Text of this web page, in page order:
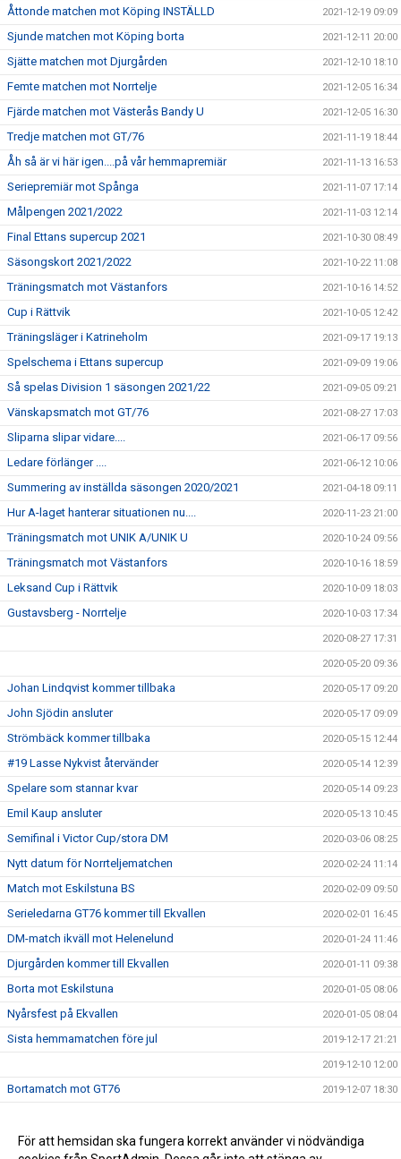
Åttonde matchen mot Köping INSTÄLLD 2021-12-19 09:09
Sjunde matchen mot Köping borta 2021-12-11 20:00
Sjätte matchen mot Djurgården 2021-12-10 18:10
Femte matchen mot Norrtelje 2021-12-05 16:34
Fjärde matchen mot Västerås Bandy U 2021-12-05 16:30
Tredje matchen mot GT/76 2021-11-19 18:44
Åh så är vi här igen....på vår hemmapremiär 2021-11-13 16:53
Seriepremiär mot Spånga 2021-11-07 17:14
Målpengen 2021/2022 2021-11-03 12:14
Final Ettans supercup 2021 2021-10-30 08:49
Säsongskort 2021/2022 2021-10-22 11:08
Träningsmatch mot Västanfors 2021-10-16 14:52
Cup i Rättvik 2021-10-05 12:42
Träningsläger i Katrineholm 2021-09-17 19:13
Spelschema i Ettans supercup 2021-09-09 19:06
Så spelas Division 1 säsongen 2021/22 2021-09-05 09:21
Vänskapsmatch mot GT/76 2021-08-27 17:03
Sliparna slipar vidare.... 2021-06-17 09:56
Ledare förlänger .... 2021-06-12 10:06
Summering av inställda säsongen 2020/2021 2021-04-18 09:11
Hur A-laget hanterar situationen nu.... 2020-11-23 21:00
Träningsmatch mot UNIK A/UNIK U 2020-10-24 09:56
Träningsmatch mot Västanfors 2020-10-16 18:59
Leksand Cup i Rättvik 2020-10-09 18:03
Gustavsberg - Norrtelje 2020-10-03 17:34
2020-08-27 17:31
2020-05-20 09:36
Johan Lindqvist kommer tillbaka 2020-05-17 09:20
John Sjödin ansluter 2020-05-17 09:09
Strömbäck kommer tillbaka 2020-05-15 12:44
#19 Lasse Nykvist återvänder 2020-05-14 12:39
Spelare som stannar kvar 2020-05-14 09:23
Emil Kaup ansluter 2020-05-13 10:45
Semifinal i Victor Cup/stora DM 2020-03-06 08:25
Nytt datum för Norrteljematchen 2020-02-24 11:14
Match mot Eskilstuna BS 2020-02-09 09:50
Serieledarna GT76 kommer till Ekvallen 2020-02-01 16:45
DM-match ikväll mot Helenelund 2020-01-24 11:46
Djurgården kommer till Ekvallen 2020-01-11 09:38
Borta mot Eskilstuna 2020-01-05 08:06
Nyårsfest på Ekvallen 2020-01-05 08:04
Sista hemmamatchen före jul 2019-12-17 21:21
2019-12-10 12:00
Bortamatch mot GT76 2019-12-07 18:30
Match Gustavsberg - Västerås Bandy 2019-11-25 20:57
För att hemsidan ska fungera korrekt använder vi nödvändiga